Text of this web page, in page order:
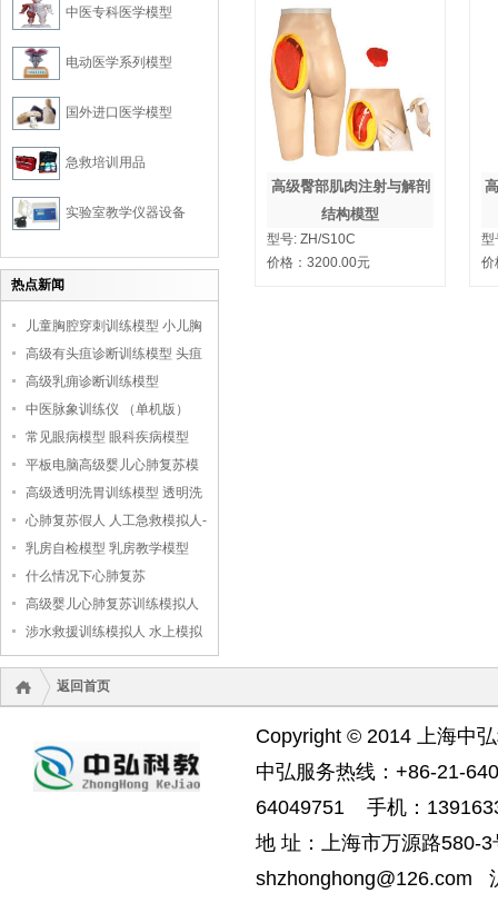
中医专科医学模型
电动医学系列模型
国外进口医学模型
急救培训用品
实验室教学仪器设备
热点新闻
儿童胸腔穿刺训练模型 小儿胸
腔培训模型
高级有头疽诊断训练模型 头疽
诊断教学模型
高级乳痈诊断训练模型
中医脉象训练仪 （单机版）
常见眼病模型 眼科疾病模型
平板电脑高级婴儿心肺复苏模
拟人
高级透明洗胃训练模型 透明洗
胃模型
心肺复苏假人 人工急救模拟人-
-上海中弘科教公司
乳房自检模型 乳房教学模型
什么情况下心肺复苏
高级婴儿心肺复苏训练模拟人
（无线版），婴儿心肺复苏模
拟人
涉水救援训练模拟人 水上模拟
救援假人
高级臀部肌肉注射与解剖
结构模型
型号:ZH/S10C
价格：3200.00元
价
返回首页
Copyright © 2014 上海中
中弘服务热线：+86-21-
64049751 手机：
地 址：上海市万源路
shzhonghong@126.com